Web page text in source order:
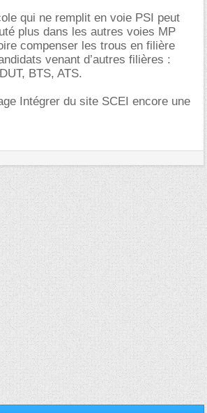
qui ne remplit en voie PSI peut
plus dans les autres voies MP
compenser les trous en filière
venant d’autres filières :
BTS, ATS.
Intégrer du site SCEI encore une